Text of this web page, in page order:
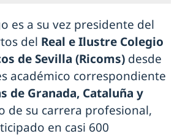
es a su vez presidente del
del Real e Ilustre Colegio
de Sevilla (Ricoms) desde
académico correspondiente
de Granada, Cataluña y
de su carrera profesional,
en casi 600